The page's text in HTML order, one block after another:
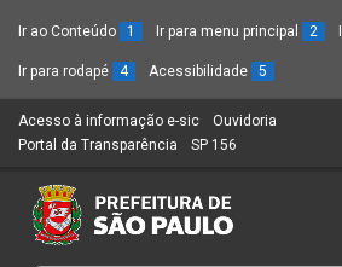
Ir ao Conteúdo 1 Ir para menu principal 2
Ir para rodapé 4 Acessibilidade 5
Acesso à informação e-sic (Link
para
novo
sítio)
Ouvidoria
Portal da Transparência (Link
um
novo
SP 156